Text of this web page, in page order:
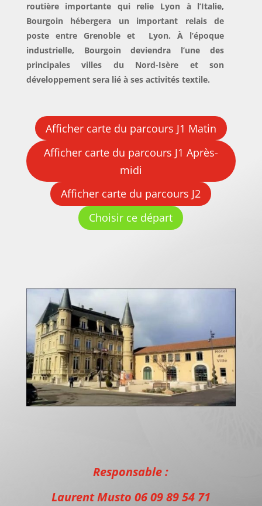
routière importante qui relie Lyon à l’Italie,
Bourgoin hébergera un important relais de
poste entre Grenoble et Lyon. À l’époque
industrielle, Bourgoin deviendra l’une des
principales villes du Nord-Isère et son
développement sera lié à ses activités textile.
Afficher carte du parcours J1 Matin
Afficher carte du parcours J1 Après-
midi
Afficher carte du parcours J2
Choisir ce départ
Responsable :
Laurent Musto 06 09 89 54 71